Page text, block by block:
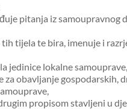
pitanja iz samoupravnog
tijela te bira, imenuje i
jedinice lokalne samouprave,
za obavljanje gospodarskih,
propisom stavljeni u